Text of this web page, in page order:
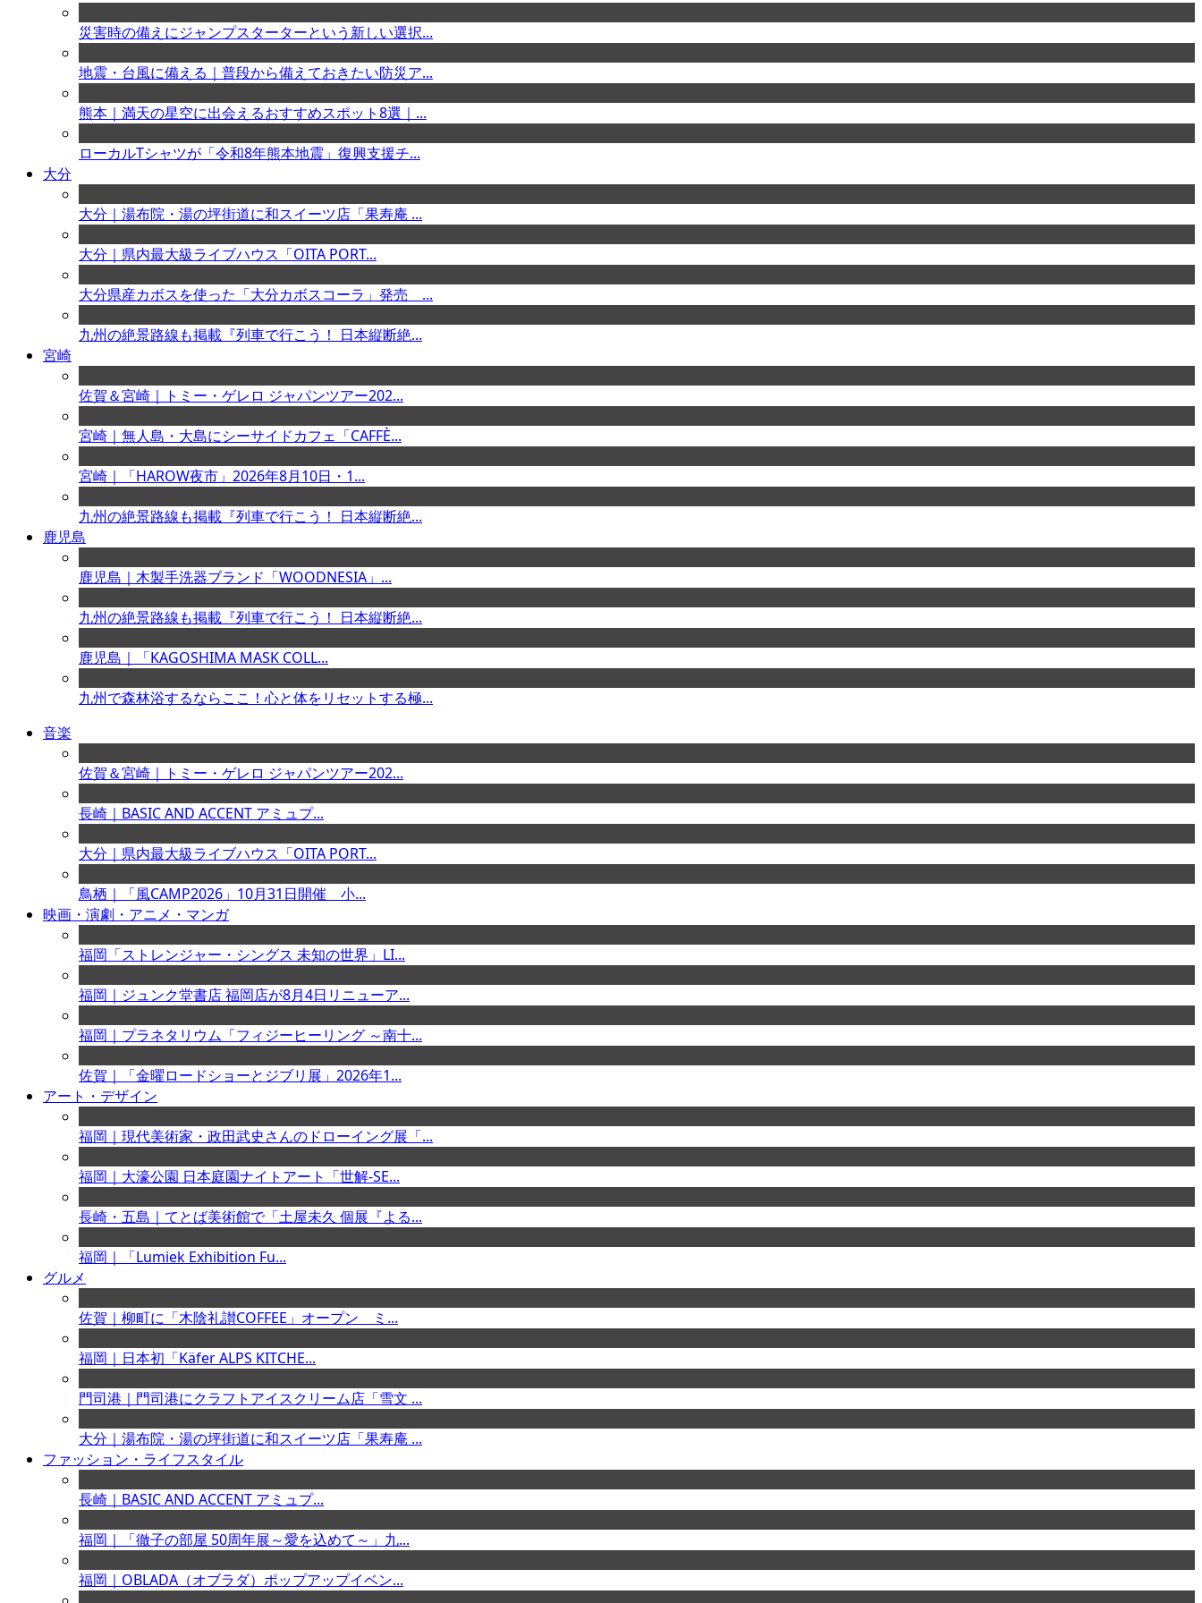
災害時の備えにジャンプスターターという新しい選択...
地震・台風に備える｜普段から備えておきたい防災ア...
熊本｜満天の星空に出会えるおすすめスポット8選｜...
ローカルTシャツが「令和8年熊本地震」復興支援チ...
大分
大分｜湯布院・湯の坪街道に和スイーツ店「果寿庵 ...
大分｜県内最大級ライブハウス「OITA PORT...
大分県産カボスを使った「大分カボスコーラ」発売 ...
九州の絶景路線も掲載『列車で行こう！ 日本縦断絶...
宮崎
佐賀＆宮崎｜トミー・ゲレロ ジャパンツアー202...
宮崎｜無人島・大島にシーサイドカフェ「CAFFÈ...
宮崎｜「HAROW夜市」2026年8月10日・1...
九州の絶景路線も掲載『列車で行こう！ 日本縦断絶...
鹿児島
鹿児島｜木製手洗器ブランド「WOODNESIA」...
九州の絶景路線も掲載『列車で行こう！ 日本縦断絶...
鹿児島｜「KAGOSHIMA MASK COLL...
九州で森林浴するならここ！心と体をリセットする極...
音楽
佐賀＆宮崎｜トミー・ゲレロ ジャパンツアー202...
長崎｜BASIC AND ACCENT アミュプ...
大分｜県内最大級ライブハウス「OITA PORT...
鳥栖｜「風CAMP2026」10月31日開催 小...
映画・演劇・アニメ・マンガ
福岡「ストレンジャー・シングス 未知の世界」LI...
福岡｜ジュンク堂書店 福岡店が8月4日リニューア...
福岡｜プラネタリウム「フィジーヒーリング ～南十...
佐賀｜「金曜ロードショーとジブリ展」2026年1...
アート・デザイン
福岡｜現代美術家・政田武史さんのドローイング展「...
福岡｜大濠公園 日本庭園ナイトアート「世解-SE...
長崎・五島｜てとば美術館で「土屋未久 個展『よる...
福岡｜「Lumiek Exhibition Fu...
グルメ
佐賀｜柳町に「木陰礼讃COFFEE」オープン ミ...
福岡｜日本初「Käfer ALPS KITCHE...
門司港｜門司港にクラフトアイスクリーム店「雪文 ...
大分｜湯布院・湯の坪街道に和スイーツ店「果寿庵 ...
ファッション・ライフスタイル
長崎｜BASIC AND ACCENT アミュプ...
福岡｜「徹子の部屋 50周年展～愛を込めて～」九...
福岡｜OBLADA（オブラダ）ポップアップイベン...